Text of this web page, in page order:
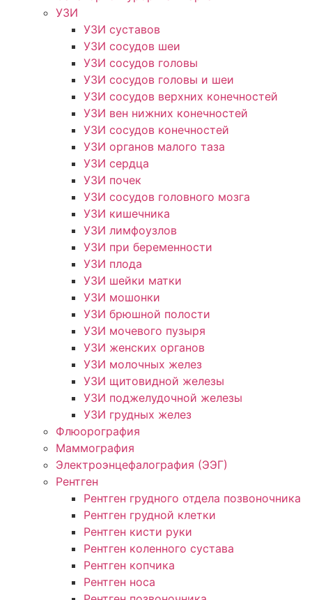
УЗИ
УЗИ суставов
УЗИ сосудов шеи
УЗИ сосудов головы
УЗИ сосудов головы и шеи
УЗИ сосудов верхних конечностей
УЗИ вен нижних конечностей
УЗИ сосудов конечностей
УЗИ органов малого таза
УЗИ сердца
УЗИ почек
УЗИ сосудов головного мозга
УЗИ кишечника
УЗИ лимфоузлов
УЗИ при беременности
УЗИ плода
УЗИ шейки матки
УЗИ мошонки
УЗИ брюшной полости
УЗИ мочевого пузыря
УЗИ женских органов
УЗИ молочных желез
УЗИ щитовидной железы
УЗИ поджелудочной железы
УЗИ грудных желез
Флюорография
Маммография
Электроэнцефалография (ЭЭГ)
Рентген
Рентген грудного отдела позвоночника
Рентген грудной клетки
Рентген кисти руки
Рентген коленного сустава
Рентген копчика
Рентген носа